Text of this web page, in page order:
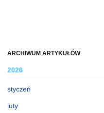
ARCHIWUM ARTYKUŁÓW
2026
styczeń
luty